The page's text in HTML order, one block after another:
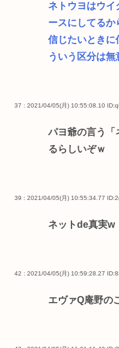
ネトウヨはウイ
ースにしてるか
信じたいときに
ういう区分は無
37 : 2021/04/05(月) 10:55:08.10
パヨ爺の言う「
るらしいぞｗ
39 : 2021/04/05(月) 10:55:34.77
ネットde真実w
42 : 2021/04/05(月) 10:59:28.27
エヴァQ庵野の